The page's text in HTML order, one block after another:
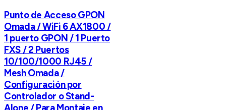
Punto de Acceso GPON
Omada / WiFi 6 AX1800 /
1 puerto GPON / 1 Puerto
FXS / 2 Puertos
10/100/1000 RJ45 /
Mesh Omada /
Configuración por
Controlador o Stand-
Alone / Para Montaje en